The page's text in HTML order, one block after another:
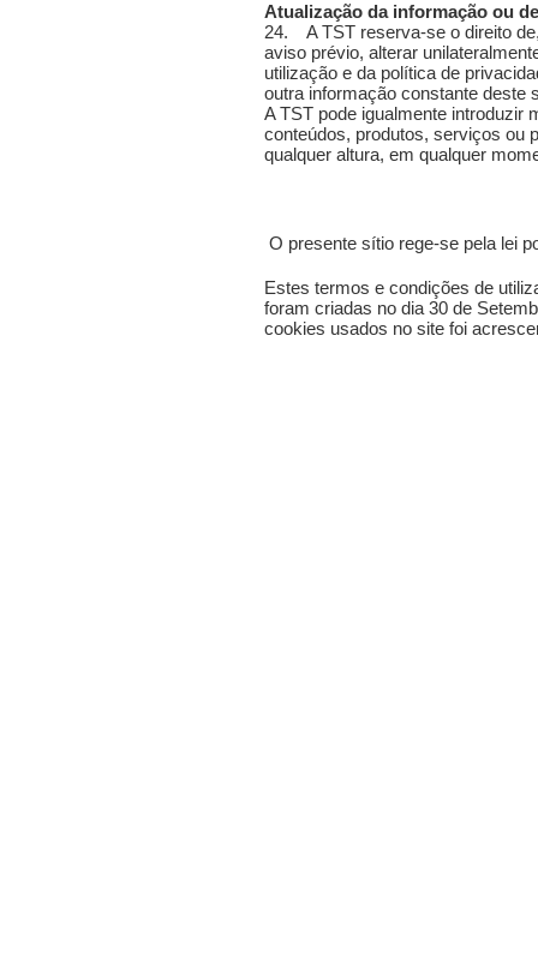
Atualização da informação ou
24. A TST reserva-se o direito
aviso prévio, alterar
utilização e da política de
outra informação constante deste
A TST pode igualmente introduzir
conteúdos, produtos, serviços ou
qualquer altura, em qualquer
O presente sítio rege-se pela lei
Estes termos e condições de
foram criadas no dia 30 de
cookies usados no site foi